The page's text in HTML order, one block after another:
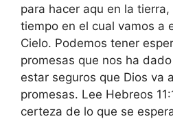
para hacer aqu en la
tiempo en el cual vamos a
Cielo. Podemos tener
promesas que nos ha
estar seguros que Dios va
promesas. Lee Hebreos
certeza de lo que se